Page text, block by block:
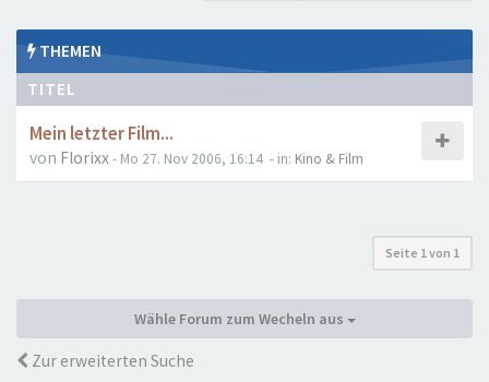
THEMEN
TITEL
Mein letzter Film...
von Florixx- Mo 27. Nov 2006, 16:14 - in: Kino & Film
Seite 1von 1
Wähle Forum zum Wecheln aus
Zur erweiterten Suche